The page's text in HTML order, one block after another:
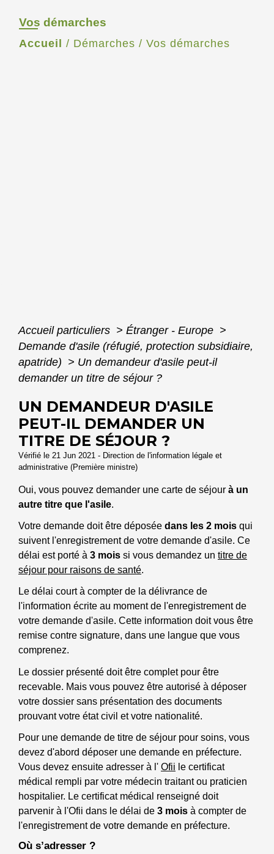
Vos démarches
Accueil / Démarches / Vos démarches
Accueil particuliers > Étranger - Europe >
Demande d'asile (réfugié, protection subsidiaire,
apatride) > Un demandeur d'asile peut-il
demander un titre de séjour ?
UN DEMANDEUR D'ASILE
PEUT-IL DEMANDER UN
TITRE DE SÉJOUR ?
Vérifié le 21 Jun 2021 - Direction de l'information légale et
administrative (Première ministre)
Oui, vous pouvez demander une carte de séjour à un
autre titre que l'asile.
Votre demande doit être déposée dans les 2 mois qui
suivent l'enregistrement de votre demande d'asile. Ce
délai est porté à 3 mois si vous demandez un titre de
séjour pour raisons de santé.
Le délai court à compter de la délivrance de
l'information écrite au moment de l'enregistrement de
votre demande d'asile. Cette information doit vous être
remise contre signature, dans une langue que vous
comprenez.
Le dossier présenté doit être complet pour être
recevable. Mais vous pouvez être autorisé à déposer
votre dossier sans présentation des documents
prouvant votre état civil et votre nationalité.
Pour une demande de titre de séjour pour soins, vous
devez d'abord déposer une demande en préfecture.
Vous devez ensuite adresser à l' Ofii le certificat
médical rempli par votre médecin traitant ou praticien
hospitalier. Le certificat médical renseigné doit
parvenir à l'Ofii dans le délai de 3 mois à compter de
l'enregistrement de votre demande en préfecture.
Où s’adresser ?